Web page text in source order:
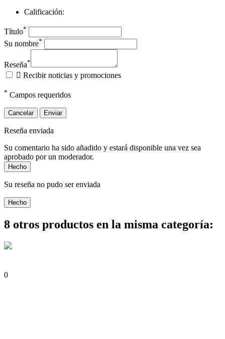
Calificación:
Título*
Su nombre*
Reseña*
 Recibir noticias y promociones
* Campos requeridos
Cancelar Enviar
Reseña enviada
Su comentario ha sido añadido y estará disponible una vez sea
aprobado por un moderador.
Hecho
Su reseña no pudo ser enviada
Hecho
8 otros productos en la misma categoría:
0